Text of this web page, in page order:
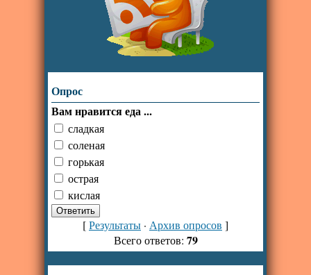
Опрос
Вам нравится еда ...
сладкая
соленая
горькая
острая
кислая
[Результаты · Архив опросов ]
Всего ответов: 79